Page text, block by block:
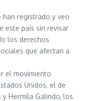
han registrado y veo
este país sin revisar
los derechos
que afectan a
el movimiento
Unidos, el de
Hermila Galindo, los